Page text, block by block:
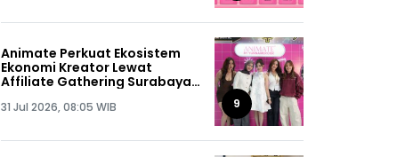
Animate Perkuat Ekosistem
Ekonomi Kreator Lewat
Affiliate Gathering Surabaya
31 Jul 2026, 08:05 WIB 9